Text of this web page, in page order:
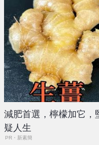
減肥首選，檸檬加它，
疑人生
PR・新素簡